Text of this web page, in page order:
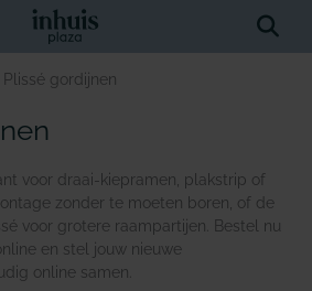
Plissé gordijnen
voor draai-kiepramen, plakstrip of
zonder te moeten boren, of de
voor grotere raampartijen. Bestel nu
en stel jouw nieuwe
online samen.